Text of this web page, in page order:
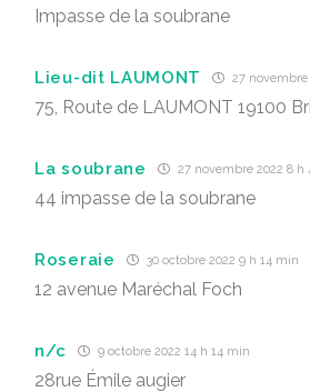
Impasse de la soubrane
Lieu-dit LAUMONT 27
75, Route de LAUMONT 19100
La soubrane 27 novembre 2022 8 h
44 impasse de la soubrane
Roseraie 30 octobre 2022 9 h 14 min
12 avenue Maréchal Foch
n/c 9 octobre 2022 14 h 14 min
28rue Émile augier